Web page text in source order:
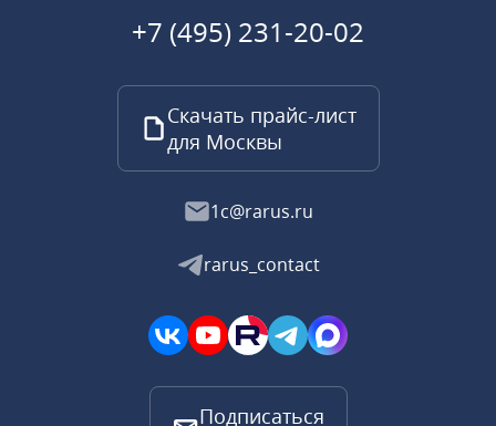
+7 (495) 231-20-02
Скачать прайс-лист
для Москвы
1c@rarus.ru
rarus_contact
Подписаться